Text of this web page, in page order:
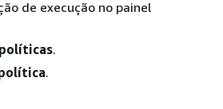
de execução no painel
.
.